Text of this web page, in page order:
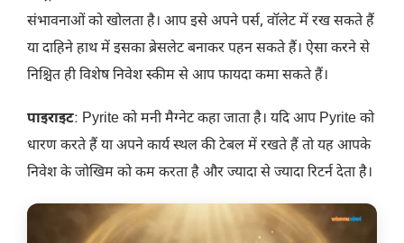
संभावनाओं को खोलता है। आप इसे अपने पर्स, वॉलेट में रख सकते हैं
या दाहिने हाथ में इसका ब्रेसलेट बनाकर पहन सकते हैं। ऐसा करने से
निश्चित ही विशेष निवेश स्कीम से आप फायदा कमा सकते हैं।
पाइराइट: Pyrite को मनी मैग्नेट कहा जाता है। यदि आप Pyrite को
धारण करते हैं या अपने कार्य स्थल की टेबल में रखते हैं तो यह आपके
निवेश के जोखिम को कम करता है और ज्यादा से ज्यादा रिटर्न देता है।